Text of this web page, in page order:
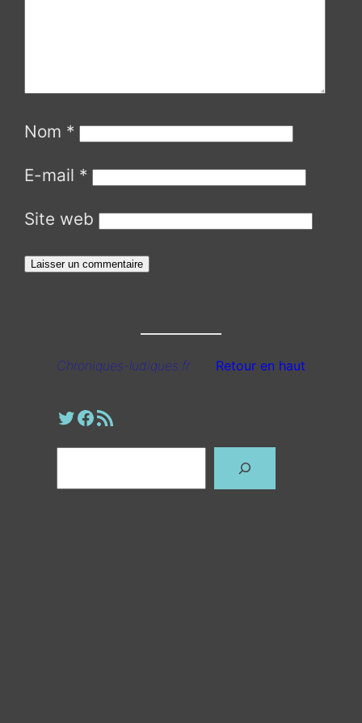
Nom *
E-mail *
Site web
Chroniques-ludiques.fr Retour en haut
Profil Twitter
Page Facebook
Fil RSS